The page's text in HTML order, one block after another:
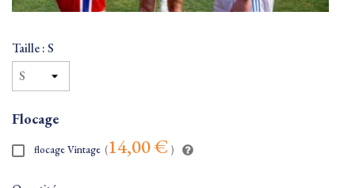
Taille : S
Flocage
flocage Vintage (14,00 € )